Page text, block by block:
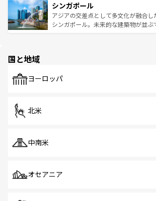
参照してほしい。
激する。気候は一年中温暖で、どの季
が待っている。親しみやすいタイの人
た文化、そして多様な観光資源が、訪
み、どこを訪れても感動するはず。観
ており、効率よく見どころを回れるの
うな絶景から文化的な体験まで、香港
シンガポール
アジアの交差点として多文化が融合し
シンガポール。未来的な建築物が並ぶ
で、ホーカーズは地元の風情を楽しめ
国と地域
ヨーロッパ
北米
中南米
オセアニア